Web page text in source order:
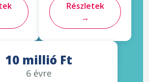
Részletek
→
10 millió Ft
6 évre